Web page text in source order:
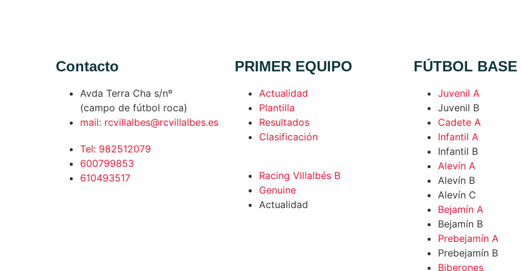
Contacto
Avda Terra Cha s/nº
(campo de fútbol roca)
mail: rcvillalbes@rcvillalbes.es
Tel: 982512079
600799853
610493517
PRIMER EQUIPO
Actualidad
Plantilla
Resultados
Clasificación
Racing Villalbés B
Genuine
Actualidad
FÚTBOL BASE
Juvenil A
Juvenil B
Cadete A
Infantil A
Infantil B
Alevín A
Alevín B
Alevín C
Bejamín A
Bejamín B
Prebejamín A
Prebejamín B
Biberones